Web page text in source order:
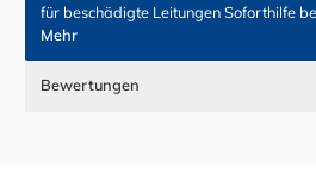
für beschädigte Leitungen Soforthilfe
Mehr
Bewertungen